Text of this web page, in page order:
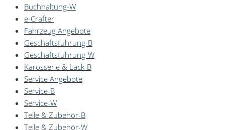
Buchhaltung-W
e-Crafter
Fahrzeug Angebote
Geschäftsführung-B
Geschäftsführung-W
Karosserie & Lack-B
Service Angebote
Service-B
Service-W
Teile & Zubehör-B
Teile & Zubehör-W